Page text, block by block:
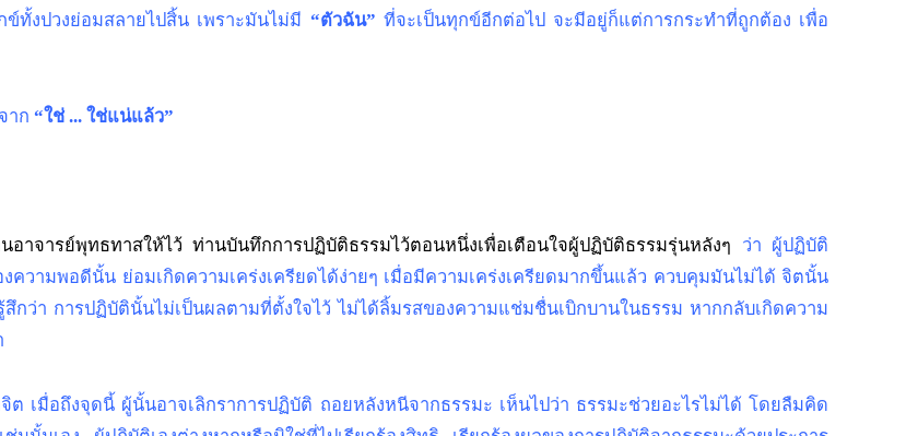
ทั้งปวงย่อมสลายไปสิ้น เพราะมันไม่มี “ตัวฉัน” ที่จะเป็นทุกข์อีกต่อไป จะมีอยู่ก็แต่การกระทำที่ถูกต้อง เพื่อ
าก “ใช่ ... ใช่แน่แล้ว”
อาจารย์พุทธทาสให้ไว้ ท่านบันทึกการปฏิบัติธรรมไว้ตอนหนึ่งเพื่อเตือนใจผู้ปฏิบัติธรรมรุ่นหลังๆ ว่า ผู้ปฏิบัติ
ความพอดีนั้น ย่อมเกิดความเคร่งเครียดได้ง่ายๆ เมื่อมีความเคร่งเครียดมากขึ้นแล้ว ควบคุมมันไม่ได้ จิตนั้น
ว่า การปฏิบัตินั้นไม่เป็นผลตามที่ตั้งใจไว้ ไม่ได้ลิ้มรสของความแช่มชื่นเบิกบานในธรรม หากกลับเกิดความ
ต เมื่อถึงจุดนี้ ผู้นั้นอาจเลิกราการปฏิบัติ ถอยหลังหนีจากธรรมะ เห็นไปว่า ธรรมะช่วยอะไรไม่ได้ โดยลืมคิด